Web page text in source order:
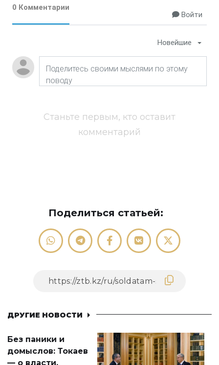
0 Комментарии
Войти
Новейшие
Станьте первым, кто оставит
комментарий
Поделиться статьей:
ДРУГИЕ НОВОСТИ
Без паники и
домыслов: Токаев
— о власти,